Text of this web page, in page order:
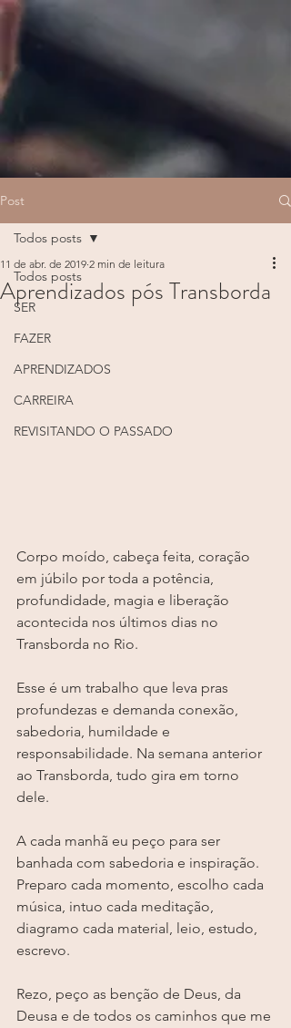
Post
Todos posts
SER
FAZER
APRENDIZADOS
CARREIRA
REVISITANDO O PASSADO
Todos posts
Aprendizados pós Transborda
11 de abr. de 2019 2 min de leitura
Corpo moído, cabeça feita, coração
em júbilo por toda a potência,
profundidade, magia e liberação
acontecida nos últimos dias no
Transborda no Rio.
Esse é um trabalho que leva pras
profundezas e demanda conexão,
sabedoria, humildade e
responsabilidade. Na semana anterior
ao Transborda, tudo gira em torno
dele.
A cada manhã eu peço para ser
banhada com sabedoria e inspiração.
Preparo cada momento, escolho cada
música, intuo cada meditação,
diagramo cada material, leio, estudo,
escrevo.
Rezo, peço as benção de Deus, da
Deusa e de todos os caminhos que me